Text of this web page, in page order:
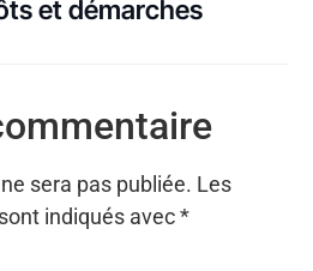
et démarches
sera pas publiée. Les
indiqués avec*